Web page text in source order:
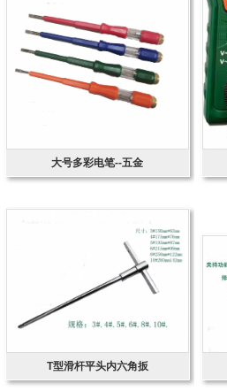
大号多彩电笔--五金
T型滑杆平头内六角扳